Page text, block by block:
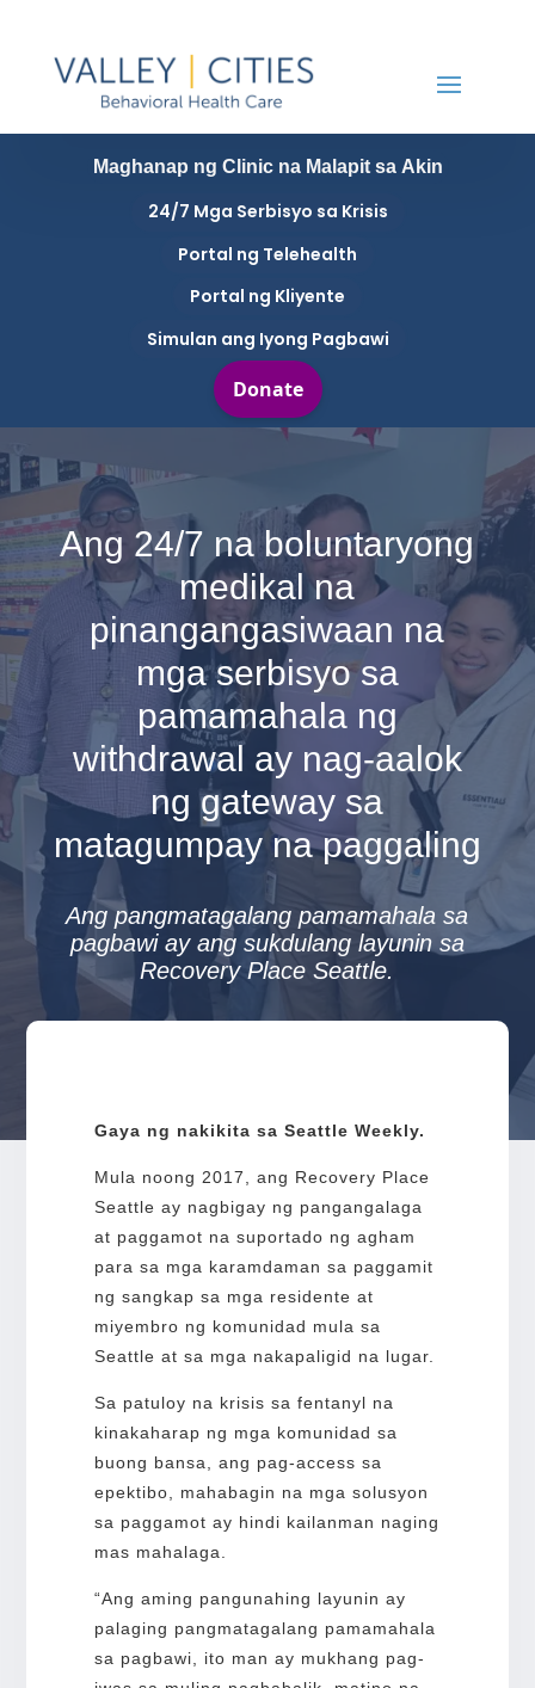
Maghanap ng Clinic na Malapit sa Akin
24/7 Mga Serbisyo sa Krisis
Portal ng Telehealth
Portal ng Kliyente
Simulan ang Iyong Pagbawi
Ang 24/7 na boluntaryong
medikal na
pinangangasiwaan na
mga serbisyo sa
pamamahala ng
withdrawal ay nag-aalok
ng gateway sa
matagumpay na paggaling
Ang pangmatagalang pamamahala sa
pagbawi ay ang sukdulang layunin sa
Recovery Place Seattle.
Gaya ng nakikita sa Seattle Weekly.
Mula noong 2017, ang Recovery Place
Seattle ay nagbigay ng pangangalaga
at paggamot na suportado ng agham
para sa mga karamdaman sa paggamit
ng sangkap sa mga residente at
miyembro ng komunidad mula sa
Seattle at sa mga nakapaligid na lugar.
Sa patuloy na krisis sa fentanyl na
kinakaharap ng mga komunidad sa
buong bansa, ang pag-access sa
epektibo, mahabagin na mga solusyon
sa paggamot ay hindi kailanman naging
mas mahalaga.
“Ang aming pangunahing layunin ay
palaging pangmatagalang pamamahala
sa pagbawi, ito man ay mukhang pag-